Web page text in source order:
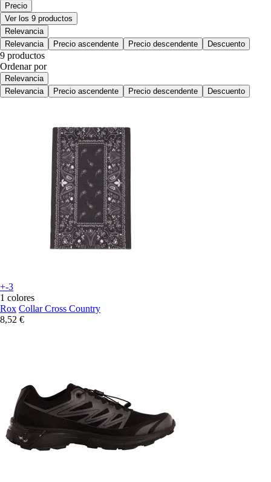
Precio
Ver los 9 productos
Relevancia
Relevancia
Precio ascendente Precio descendente Descuento
9 productos
Ordenar por
Relevancia
Relevancia
Precio ascendente Precio descendente Descuento
+-3
1 colores
Rox Collar Cross Country
8,52 €